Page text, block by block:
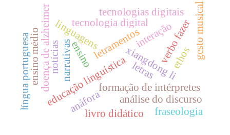
linguagensletramentos
ensino
tecnologia digital
educação linguística
tecnologias digitais
xiangdong li
formação de intérpretes
doença de alzheimer narrativas
interaçãoverbo fazer
anáforalivro didático
ensino médio
língua portuguesa análise do discurso
gesto musical
ethos
fraseologia
notícias letras